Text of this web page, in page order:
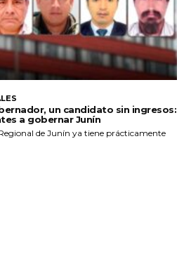
un candidato sin ingresos:
a gobernar Junín
de Junín ya tiene prácticamente